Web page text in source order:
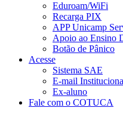
Eduroam/WiFi
Recarga PIX
APP Unicamp
Apoio ao Ensino
Botão de Pânico
Acesse
Sistema SAE
E-mail
Ex-aluno
Fale com o COTUCA